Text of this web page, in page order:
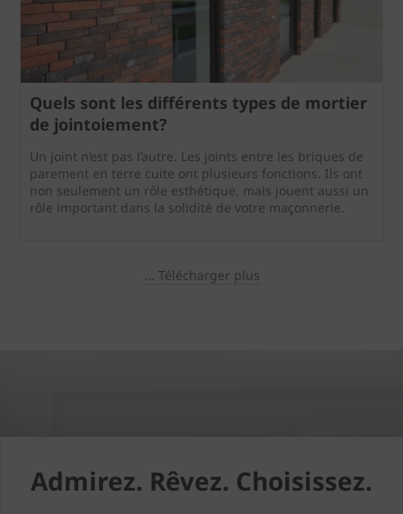
Quels sont les différents types de mortier
de jointoiement?
Un joint n’est pas l’autre. Les joints entre les briques de
parement en terre cuite ont plusieurs fonctions. Ils ont
non seulement un rôle esthétique, mais jouent aussi un
rôle important dans la solidité de votre maçonnerie.
... Télécharger plus
Admirez. Rêvez. Choisissez.